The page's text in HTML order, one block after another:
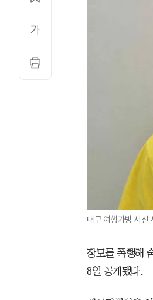
대구 여행가방 시신
장모를 폭행해
8일 공개됐다.